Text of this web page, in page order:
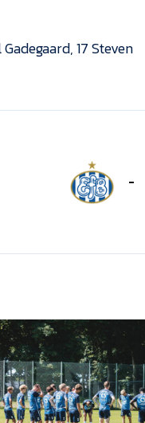
17 Steven
-